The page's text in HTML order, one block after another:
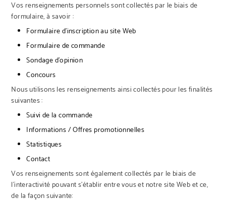
Vos renseignements personnels sont collectés par le biais de
formulaire, à savoir :
Formulaire d’inscription au site Web
Formulaire de commande
Sondage d’opinion
Concours
Nous utilisons les renseignements ainsi collectés pour les finalités
suivantes :
Suivi de la commande
Informations / Offres promotionnelles
Statistiques
Contact
Vos renseignements sont également collectés par le biais de
l’interactivité pouvant s’établir entre vous et notre site Web et ce,
de la façon suivante: